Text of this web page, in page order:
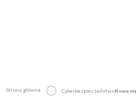
Strona główna Cyberbezpieczeństwo